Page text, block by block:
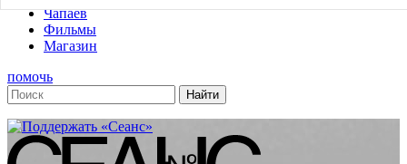
Чапаев
Фильмы
Магазин
помочь